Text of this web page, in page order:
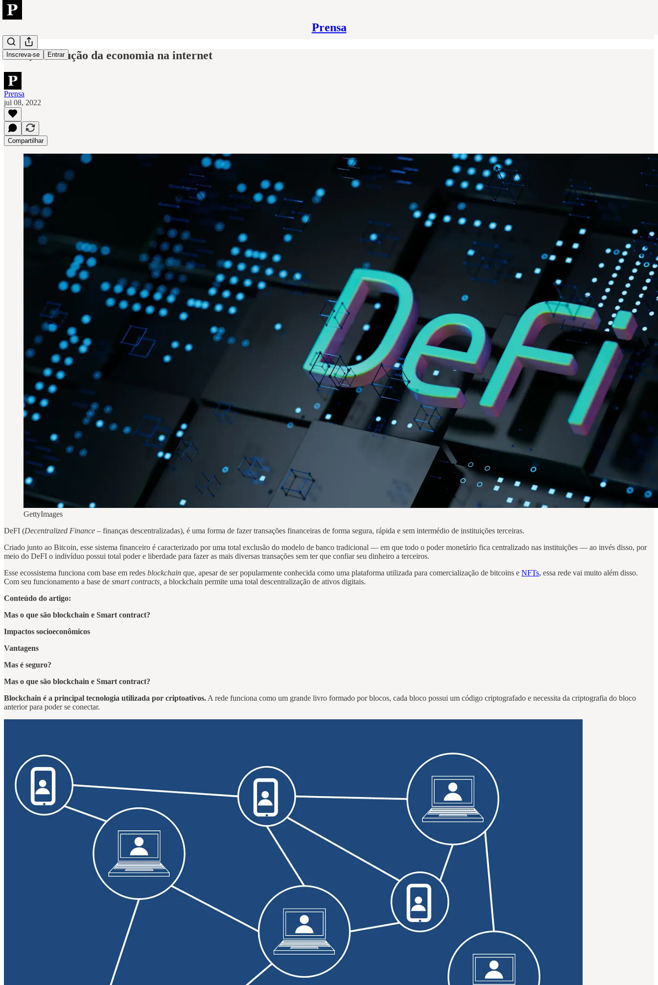
Prensa
Inscreva-se Entrar
DeFI, a evolução da economia na internet
Prensa
jul 08, 2022
Compartilhar
GettyImages
DeFI (Decentralized Finance – finanças descentralizadas), é uma forma de fazer transações financeiras de forma segura, rápida e sem intermédio de instituições terceiras.
Criado junto ao Bitcoin, esse sistema financeiro é caracterizado por uma total exclusão do modelo de banco tradicional — em que todo o poder monetário fica centralizado nas instituições — ao invés disso, por
meio do DeFI o indivíduo possui total poder e liberdade para fazer as mais diversas transações sem ter que confiar seu dinheiro a terceiros.
Esse ecossistema funciona com base em redes blockchain que, apesar de ser popularmente conhecida como uma plataforma utilizada para comercialização de bitcoins e NFTs, essa rede vai muito além disso.
Com seu funcionamento a base de smart contracts, a blockchain permite uma total descentralização de ativos digitais.
Conteúdo do artigo:
Mas o que são blockchain e Smart contract?
Impactos socioeconômicos
Vantagens
Mas é seguro?
Mas o que são blockchain e Smart contract?
Blockchain é a principal tecnologia utilizada por criptoativos. A rede funciona como um grande livro formado por blocos, cada bloco possui um código criptografado e necessita da criptografia do bloco
anterior para poder se conectar.